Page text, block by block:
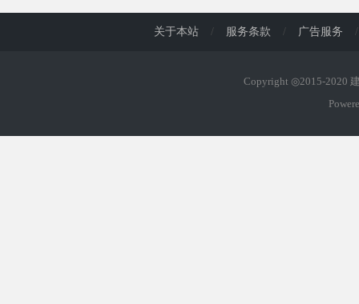
关于本站 / 服务条款 / 广告服务 /
Copyright ◎2015-2020